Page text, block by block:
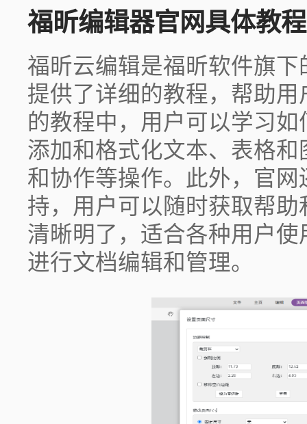
福昕编辑器官网具体教
福昕云编辑是福昕软件旗
提供了详细的教程，帮助
的教程中，用户可以学习
添加和格式化文本、表格
和协作等操作。此外，官
持，用户可以随时获取帮
清晰明了，适合各种用户
进行文档编辑和管理。